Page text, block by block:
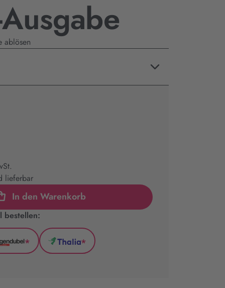
ablösen
lieferbar
In den Warenkorb
bestellen:
Hugendubel
*
Thalia
*